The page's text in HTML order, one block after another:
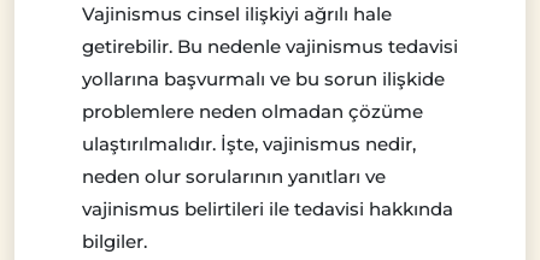
Vajinismus cinsel ilişkiyi ağrılı hale
getirebilir. Bu nedenle vajinismus tedavisi
yollarına başvurmalı ve bu sorun ilişkide
problemlere neden olmadan çözüme
ulaştırılmalıdır. İşte, vajinismus nedir,
neden olur sorularının yanıtları ve
vajinismus belirtileri ile tedavisi hakkında
bilgiler.